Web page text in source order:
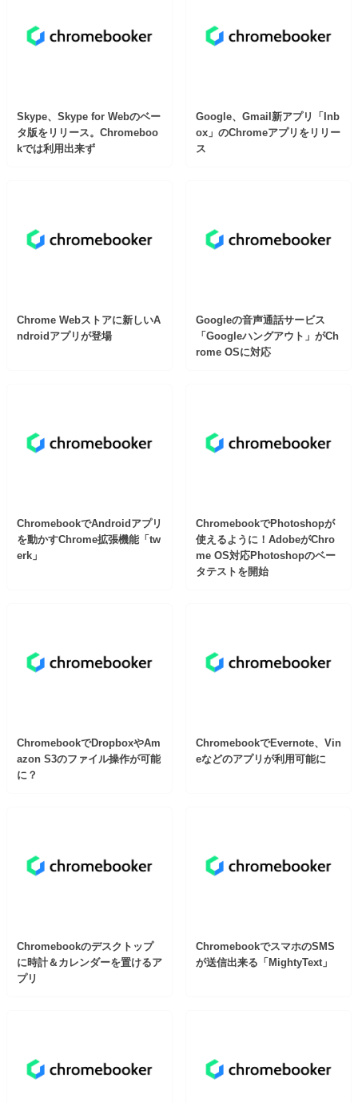
Skype、Skype for Webのベー
タ版をリリース。Chromeboo
kでは利用出来ず
Google、Gmail新アプリ「Inb
ox」のChromeアプリをリリー
ス
Chrome Webストアに新しいA
ndroidアプリが登場
Googleの音声通話サービス
「Googleハングアウト」がCh
rome OSに対応
ChromebookでAndroidアプリ
を動かすChrome拡張機能「tw
erk」
ChromebookでPhotoshopが
使えるように！AdobeがChro
me OS対応Photoshopのベー
タテストを開始
ChromebookでDropboxやAm
azon S3のファイル操作が可能
に？
ChromebookでEvernote、Vin
eなどのアプリが利用可能に
Chromebookのデスクトップ
に時計＆カレンダーを置けるア
プリ
ChromebookでスマホのSMS
が送信出来る「MightyText」